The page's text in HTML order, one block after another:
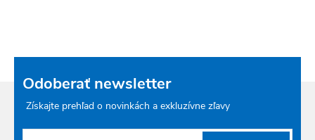
Odoberať newsletter
Získajte prehľad o novinkách a exkluzívne zľavy